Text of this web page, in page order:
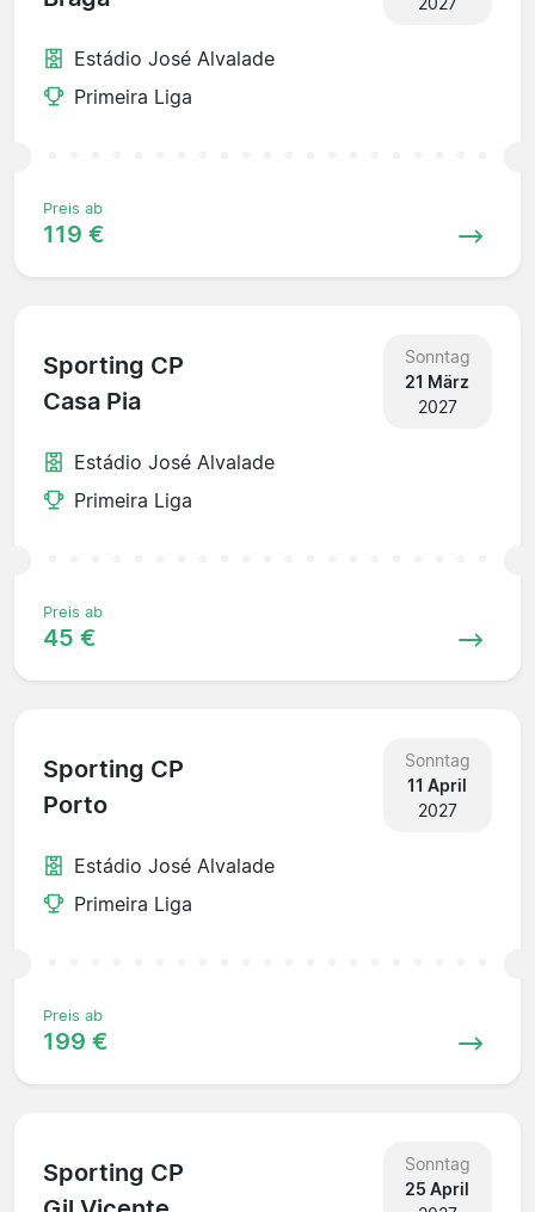
Estádio José Alvalade
Primeira Liga
Preis ab
119 €
Sporting CP
Casa Pia
Sonntag
21 März
2027
Estádio José Alvalade
Primeira Liga
Preis ab
45 €
Sporting CP
Porto
Sonntag
11 April
2027
Estádio José Alvalade
Primeira Liga
Preis ab
199 €
Sporting CP
Sonntag
25 April